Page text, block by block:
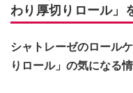
わり厚切りロール」
シャトレーゼのロール
りロール」の気になる